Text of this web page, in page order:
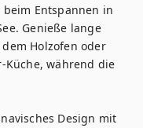
Entspannen in
Genieße lange
Holzofen oder
Küche, während die
Design mit